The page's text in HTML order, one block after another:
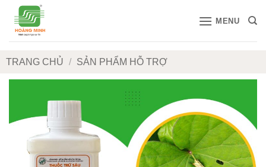
qua
MENU
TRANG CHỦ / SẢN PHẨM HỖ TRỢ